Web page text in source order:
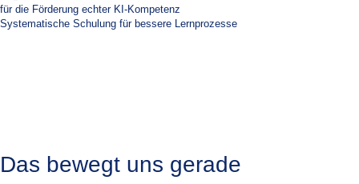
für die Förderung echter KI-Kompetenz
Systematische Schulung für bessere Lernprozesse
Das bewegt uns gerade